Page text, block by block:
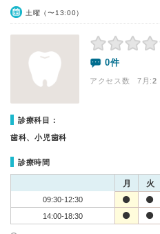
土曜（〜13:00）
0件
アクセス数 7月:2
診療科目：
歯科、小児歯科
診療時間
月 火
09:30-12:30
14:00-18:30